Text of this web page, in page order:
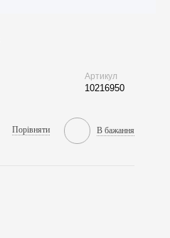
Артикул
10216950
Порівняти В бажання